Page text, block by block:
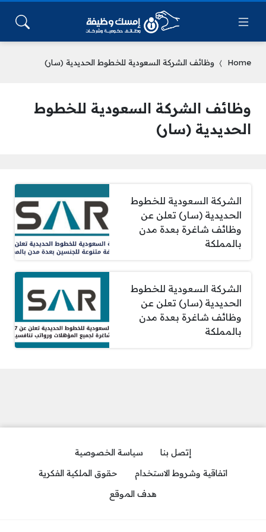
Home وظائف الشركة السعودية للخطوط الحديدية (سار)
وظائف الشركة السعودية للخطوط
الحديدية (سار)
الشركة السعودية للخطوط
الحديدية (سار) تعلن عن
وظائف شاغرة بعدة مدن
بالمملكة
الشركة السعودية للخطوط
الحديدية (سار) تعلن عن
وظائف شاغرة بعدة مدن
بالمملكة
إتصل بنا
سياسة الخصوصية
اتفاقية وشروط الاستخدام
حقوق الملكية الفكرية
هدف الموقع